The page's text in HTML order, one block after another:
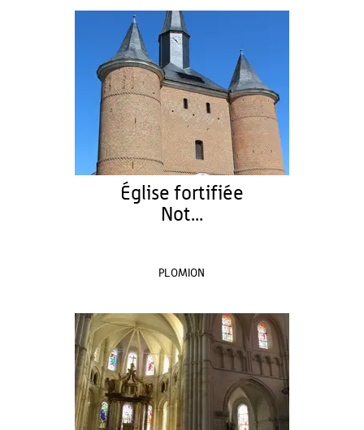
Église fortifiée
Not...
PLOMION